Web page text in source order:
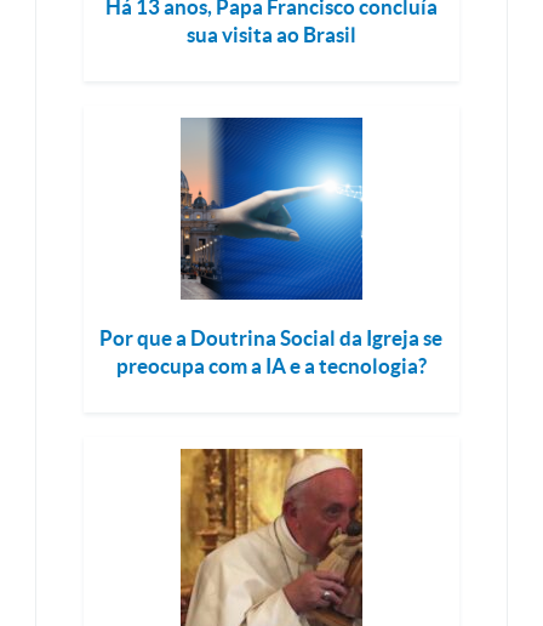
Há 13 anos, Papa Francisco concluía
sua visita ao Brasil
Por que a Doutrina Social da Igreja se
preocupa com a IA e a tecnologia?